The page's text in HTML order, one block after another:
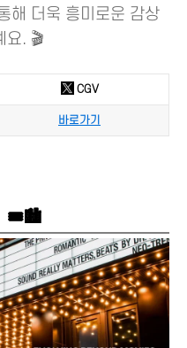
해 더욱 흥미로운 감상
요. 🎬
CGV
바로가기
🎟️🏙️